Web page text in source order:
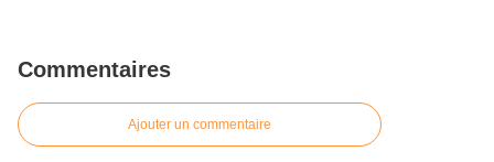
Commentaires
Ajouter un commentaire